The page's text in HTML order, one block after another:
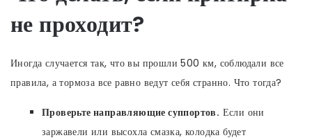
не проходит?
Иногда случается так, что вы прошли 500 км, соблюдали все
правила, а тормоза все равно ведут себя странно. Что тогда?
Проверьте направляющие суппортов. Если они
заржавели или высохла смазка, колодка будет